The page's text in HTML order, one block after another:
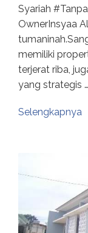
Syariah
OwnerInsyaa
memiliki
terjerat riba,
yang strategis …
Selengkapnya